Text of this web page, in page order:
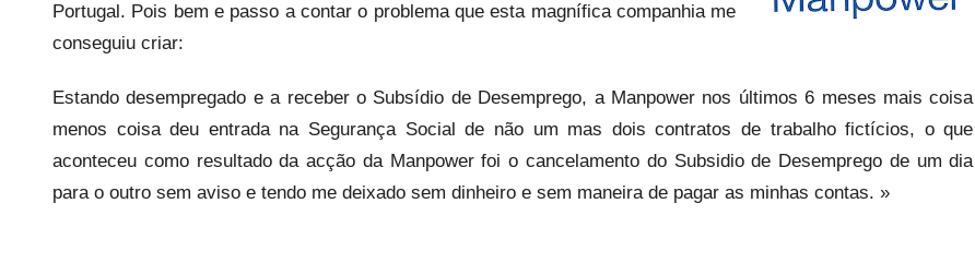
n
f
Portugal. Pois bem e passo a contar o problema que esta magnífica companhia me
conseguiu criar:
Estando desempregado e a receber o Subsídio de Desemprego, a Manpower nos últimos 6 meses mais coisa
menos coisa deu entrada na Segurança Social de não um mas dois contratos de trabalho fictícios, o que
aconteceu como resultado da acção da Manpower foi o cancelamento do Subsidio de Desemprego de um dia
para o outro sem aviso e tendo me deixado sem dinheiro e sem maneira de pagar as minhas contas. »